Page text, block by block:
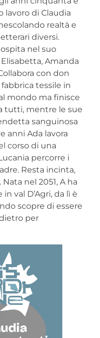
lavoro di Claudia
realtà e
diversi.
nel suo
Amanda
con don
tessile in
mondo ma finisce
tutti, mentre le sue
sanguinosa
anni Ada lavora
corso di una
percorre i
Resta incinta,
nel 2051, A ha
val D’Agri, da lì è
scopre di essere
per